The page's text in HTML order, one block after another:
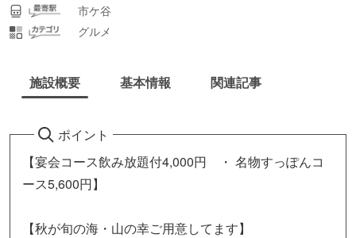
市ケ谷
グルメ
施設概要 基本情報 関連記事
ポイント
【宴会コース飲み放題付4,000円 ・ 名物すっぽんコ
ース5,600円】
【秋が旬の海・山の幸ご用意してます】